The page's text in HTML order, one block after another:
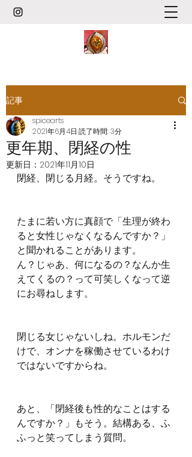
記事
更年期、閉経の性
spicearts
2021年6月4日 読了時間: 3分
更新日： 2021年11月10日
閉経、閉じる月経。そうですね。
たまに若い方に真顔で「生理が終わ
ると女性じゃなくなるんですか？」
と聞かれることがあります。
ん？じゃあ、何になるの？なんか生
えてくるの？って可笑しくなって逆
にお尋ねします。
閉じる女じゃないしね。ホルモンだ
けで、オンナを稼働させているわけ
ではないですからね。
あと、「閉経後も性的なことはする
んですか？」もそう。結構ある、ふ
ふっと笑ってしまう質問。